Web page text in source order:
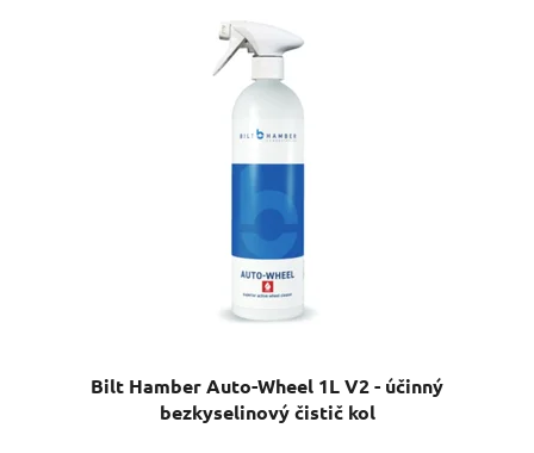
Bilt Hamber Auto-Wheel 1L V2 - účinný
bezkyselinový čistič kol